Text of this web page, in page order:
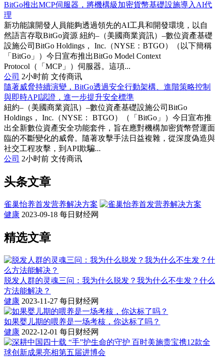
BitGo推出MCP伺服器，將機構級加密貨幣基礎設施導入AI代
理
新功能讓開發人員能夠透過領先的AI工具和開發環境，以自
然語言存取BitGo資源 紐約–（美國商業資訊）–數位資產基礎
設施公司BitGo Holdings， Inc.（NYSE：BTGO）（以下簡稱
「BitGo」）今日宣布推出BitGo Model Context
Protocol（「MCP」）伺服器。這項...
公司 2小时前 文传商讯
隨著威脅持續演變，BitGo透過安全行動架構、進階策略控制
與即時API認證，進一步提升安全標準
紐約–（美國商業資訊）–數位資產基礎設施公司BitGo
Holdings， Inc.（NYSE： BTGO）（「BitGo」）今日宣布推
出全新數位資產安全功能套件，旨在應對機構加密貨幣營運面
臨的不斷變化的威脅。隨著攻擊手法日益複雜，從深度偽造與
社交工程攻擊，到API欺騙...
公司 2小时前 文传商讯
头条文章
雀巢怡养首发营养解决方案
健康 2023-09-18 每日财经网
精选文章
脱发人群的灵魂三问：我为什么脱发？我为什么不生发？什么
方法能解决？
健康 2023-11-27 每日财经网
如果婴儿期的喂养是一场考核，你达标了吗？
健康 2022-12-01 每日财经网